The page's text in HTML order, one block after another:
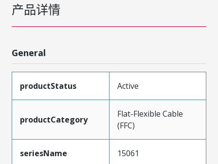
产品详情
General
productStatus Active
productCategory
Flat-Flexible Cable
(FFC)
seriesName 15061